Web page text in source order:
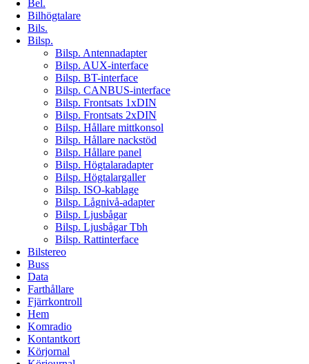
Bel.
Bilhögtalare
Bils.
Bilsp.
Bilsp. Antennadapter
Bilsp. AUX-interface
Bilsp. BT-interface
Bilsp. CANBUS-interface
Bilsp. Frontsats 1xDIN
Bilsp. Frontsats 2xDIN
Bilsp. Hållare mittkonsol
Bilsp. Hållare nackstöd
Bilsp. Hållare panel
Bilsp. Högtalaradapter
Bilsp. Högtalargaller
Bilsp. ISO-kablage
Bilsp. Lågnivå-adapter
Bilsp. Ljusbågar
Bilsp. Ljusbågar Tbh
Bilsp. Rattinterface
Bilstereo
Buss
Data
Farthållare
Fjärrkontroll
Hem
Komradio
Kontantkort
Körjornal